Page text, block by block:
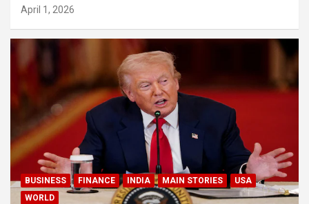
April 1, 2026
BUSINESS FINANCE INDIA MAIN STORIES
USA
WORLD